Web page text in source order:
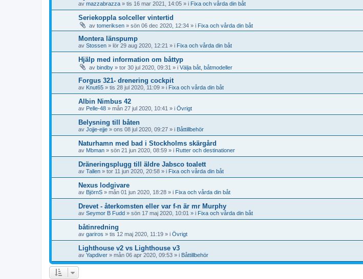
av mazzabrazza » tis 16 mar 2021, 14:05 » i Fixa och vårda din båt
Seriekoppla solceller vintertid
av tomeriksen » sön 06 dec 2020, 12:34 » i Fixa och vårda din båt
Montera länspump
av Stossen » lör 29 aug 2020, 12:21 » i Fixa och vårda din båt
Hjälp med information om båttyp
av bindby » tor 30 jul 2020, 09:31 » i Välja båt, båtmodeller
Forgus 321- drenering cockpit
av Knut65 » tis 28 jul 2020, 11:09 » i Fixa och vårda din båt
Albin Nimbus 42
av Pelle-48 » mån 27 jul 2020, 10:41 » i Övrigt
Belysning till båten
av Jojje-ejje » ons 08 jul 2020, 09:27 » i Båttillbehör
Naturhamn med bad i Stockholms skärgård
av Mbman » sön 21 jun 2020, 08:59 » i Rutter och destinationer
Dräneringsplugg till äldre Jabsco toalett
av Tallen » tor 11 jun 2020, 20:58 » i Fixa och vårda din båt
Nexus lodgivare
av BjörnS » mån 01 jun 2020, 18:28 » i Fixa och vårda din båt
Drevet - återkomsten eller var f-n är mr Murphy
av Seymor B Fudd » sön 17 maj 2020, 10:01 » i Fixa och vårda din båt
båtinredning
av gariros » tis 12 maj 2020, 11:19 » i Övrigt
Lighthouse v2 vs Lighthouse v3
av Yapdiver » mån 06 apr 2020, 09:53 » i Båttillbehör